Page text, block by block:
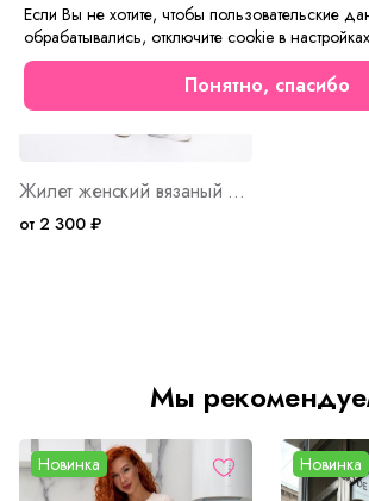
Жилет женский вязаный ЛД Арт. 10063
от 2 300 ₽
Мы
Новинка Новинка
Если Вы не хотите, чтобы пользовательские
обрабатывались, отключите cookie в
Понятно, спасибо